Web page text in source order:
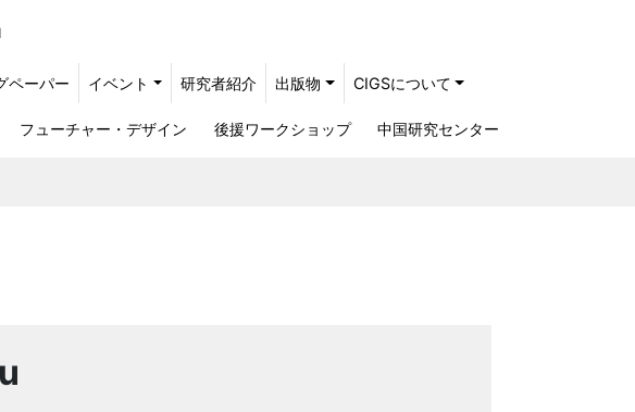
ペーパー イベント 研究者紹介 出版物 CIGSについて
フューチャー・デザイン 後援ワークショップ 中国研究センター